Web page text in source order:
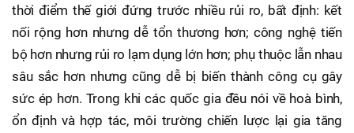
thời điểm thế giới đứng trước nhiều rủi ro, bất định: kết
nối rộng hơn nhưng dễ tổn thương hơn; công nghệ tiến
bộ hơn nhưng rủi ro lạm dụng lớn hơn; phụ thuộc lẫn nhau
sâu sắc hơn nhưng cũng dễ bị biến thành công cụ gây
sức ép hơn. Trong khi các quốc gia đều nói về hoà bình,
ổn định và hợp tác, môi trường chiến lược lại gia tăng